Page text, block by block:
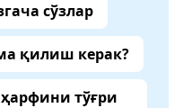
сўзлар
қилиш керак?
тўғри